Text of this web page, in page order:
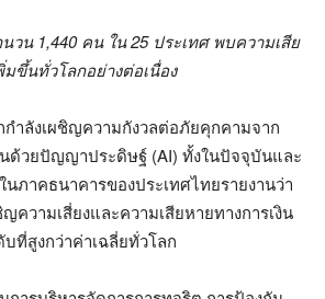
นวน 1,440 คน ใน 25 ประเทศ พบความเสีย
มขึ้นทั่วโลกอย่างต่อเนื่อง
กำลังเผชิญความกังวลต่อภัยคุกคามจาก
ด้วยปัญญาประดิษฐ์ (AI) ทั้งในปัจจุบันและ
ภาคธนาคารของประเทศไทยรายงานว่า
ความเสี่ยงและความเสียหายทางการเงิน
ที่สูงกว่าค่าเฉลี่ยทั่วโลก